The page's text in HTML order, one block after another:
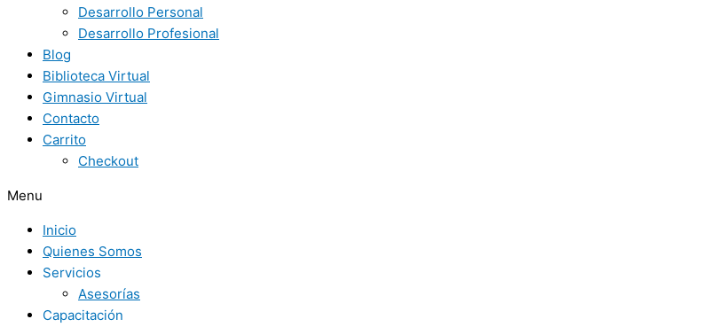
Desarrollo Personal
Desarrollo Profesional
Blog
Biblioteca Virtual
Gimnasio Virtual
Contacto
Carrito
Checkout
Menu
Inicio
Quienes Somos
Servicios
Asesorías
Capacitación